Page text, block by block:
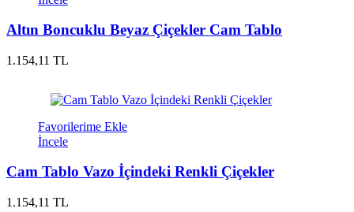
Altın Boncuklu Beyaz Çiçekler Cam Tablo
1.154,11 TL
Favorilerime Ekle
İncele
Cam Tablo Vazo İçindeki Renkli Çiçekler
1.154,11 TL